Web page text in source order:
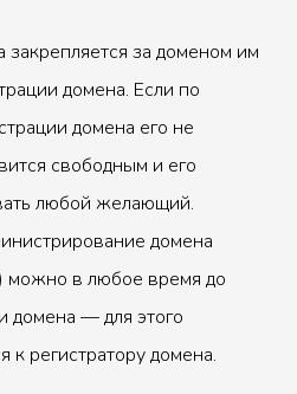
за доменом им
домена. Если по
домена его не
свободным и его
любой желающий.
домена
можно в любое время до
домена — для этого
к регистратору домена.